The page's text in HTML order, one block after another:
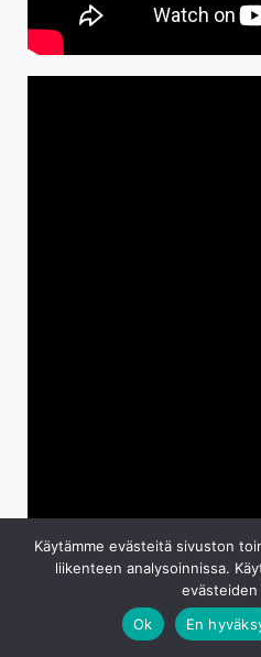
Käytämme evästeitä sivuston
liikenteen analysoinnissa.
evästeiden
Ok
En